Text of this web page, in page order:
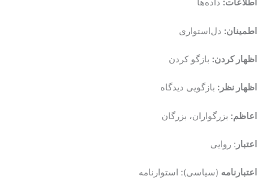
اطلاعات: داده‌ها
اطمینان: دل‎‌استواری
اظهار کردن: بازگو کردن
اظهار نظر: بازگویی دیدگاه
اعاظم: بزرگواران، بزرگان
اعتبار : روایی
اعتبارنامه (سیاسی): استوارنامه